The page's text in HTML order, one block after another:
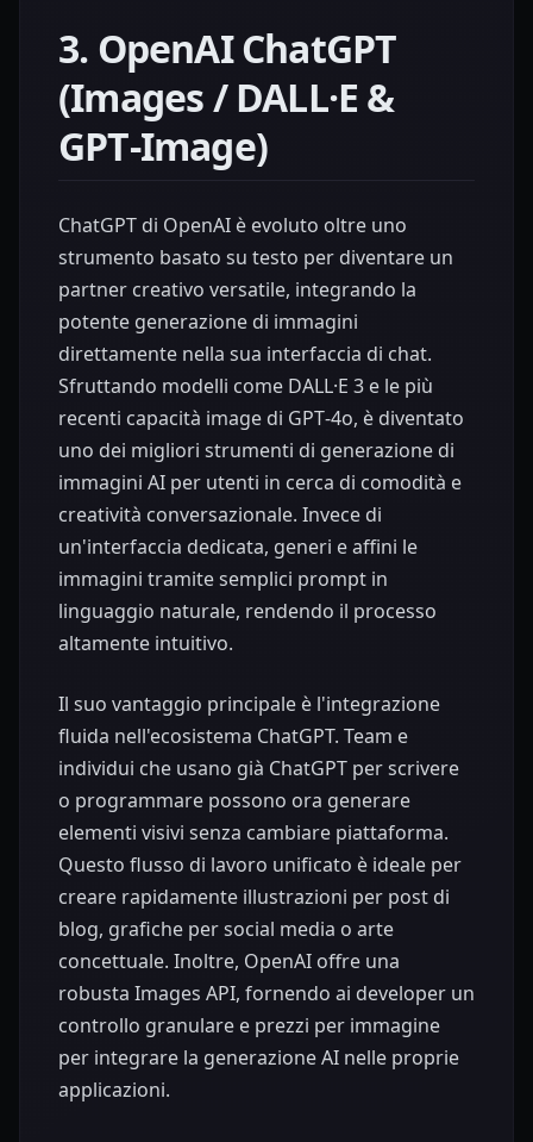
3. OpenAI ChatGPT
(Images / DALL·E &
GPT‑Image)
ChatGPT di OpenAI è evoluto oltre uno
strumento basato su testo per diventare un
partner creativo versatile, integrando la
potente generazione di immagini
direttamente nella sua interfaccia di chat.
Sfruttando modelli come DALL·E 3 e le più
recenti capacità image di GPT‑4o, è diventato
uno dei migliori strumenti di generazione di
immagini AI per utenti in cerca di comodità e
creatività conversazionale. Invece di
un'interfaccia dedicata, generi e affini le
immagini tramite semplici prompt in
linguaggio naturale, rendendo il processo
altamente intuitivo.
Il suo vantaggio principale è l'integrazione
fluida nell'ecosistema ChatGPT. Team e
individui che usano già ChatGPT per scrivere
o programmare possono ora generare
elementi visivi senza cambiare piattaforma.
Questo flusso di lavoro unificato è ideale per
creare rapidamente illustrazioni per post di
blog, grafiche per social media o arte
concettuale. Inoltre, OpenAI offre una
robusta Images API, fornendo ai developer un
controllo granulare e prezzi per immagine
per integrare la generazione AI nelle proprie
applicazioni.